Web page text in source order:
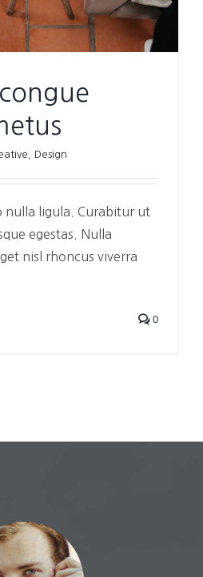
Design
nulla ligula. Curabitur ut
egestas. Nulla
nisl rhoncus viverra
0